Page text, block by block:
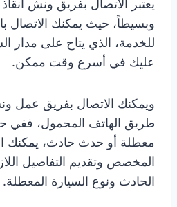
يعتبر الاتصال بفريق ونش
وبسيطاً، حيث يمكنك الاتصال
للخدمة، الذي يتاح على مدار
عليك في أسرع وقت ممكن.
ويمكنك الاتصال بفريق عمل
طريق الهاتف المحمول، ففي
معطلة أو حدث حادث، يمكنك
المخصص وتقديم التفاصيل
الحادث ونوع السيارة المعطلة.